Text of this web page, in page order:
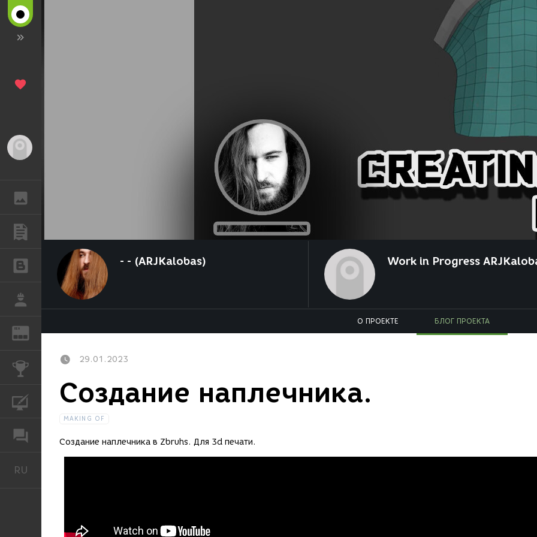
БЛОГИ
РАБОТА
REN ЖУРНАЛ
КОНКУРСЫ
КУРСЫ
RU
- - (ARJKalobas) Work in Progress
О ПРОЕКТЕ БЛОГ ПРОЕКТА
29.01.2023
Создание наплечника.
MAKING OF
Создание наплечника в Zbruhs. Для 3d печати.